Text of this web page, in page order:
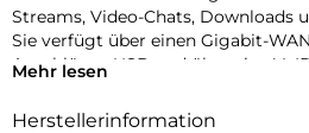
Streams, Video-Chats, Downloads
Sie verfügt über einen Gigabit-
Anschlüsse, USB und über eine
ein analoges Telefon. Durch ihre
Mehr lesen
Herstellerinformation